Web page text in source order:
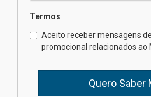
Brasília
estudantes
mesmo do
Termos
Aceito receber mensagens
promocional relacionados ao